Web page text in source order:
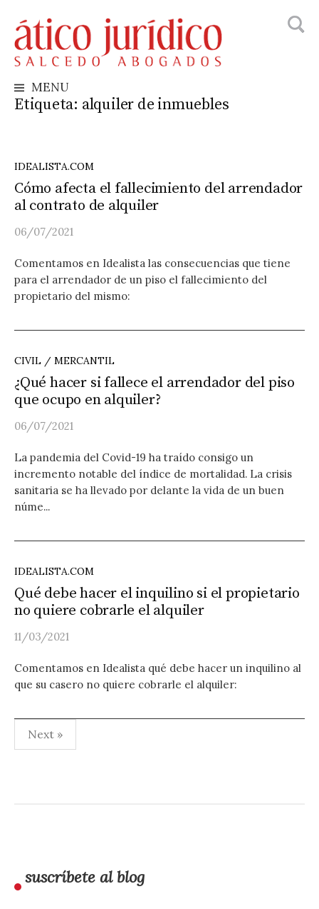
to
content
MENU
Etiqueta: alquiler de inmuebles
IDEALISTA.COM
Cómo afecta el fallecimiento del arrendador
al contrato de alquiler
06/07/2021
Comentamos en Idealista las consecuencias que tiene
para el arrendador de un piso el fallecimiento del
propietario del mismo:
CIVIL / MERCANTIL
¿Qué hacer si fallece el arrendador del piso
que ocupo en alquiler?
06/07/2021
La pandemia del Covid-19 ha traído consigo un
incremento notable del índice de mortalidad. La crisis
sanitaria se ha llevado por delante la vida de un buen
núme...
IDEALISTA.COM
Qué debe hacer el inquilino si el propietario
no quiere cobrarle el alquiler
11/03/2021
Comentamos en Idealista qué debe hacer un inquilino al
que su casero no quiere cobrarle el alquiler:
Paginación
de
Next »
suscríbete al blog